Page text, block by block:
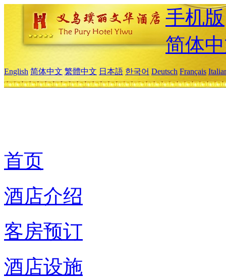
手机版
简体
English 简体中文 繁體中文 日本語 한국어 Deutsch Français
首页
酒店介绍
客房预订
酒店设施